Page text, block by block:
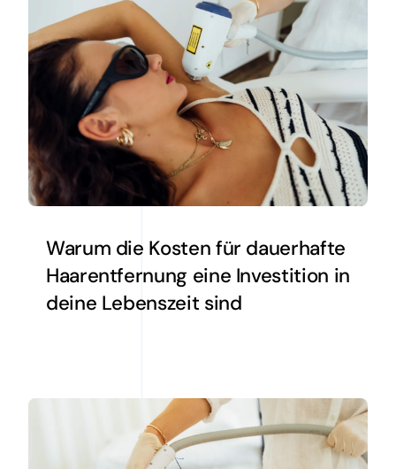
Warum die Kosten für dauerhafte
Haarentfernung eine Investition in
deine Lebenszeit sind